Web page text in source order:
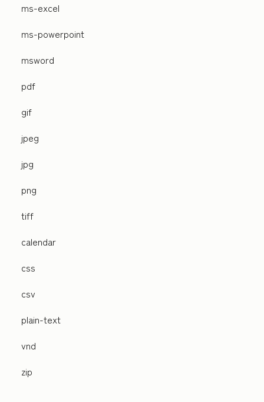
ms-excel
ms-powerpoint
msword
pdf
gif
jpeg
jpg
png
tiff
calendar
css
csv
plain-text
vnd
zip